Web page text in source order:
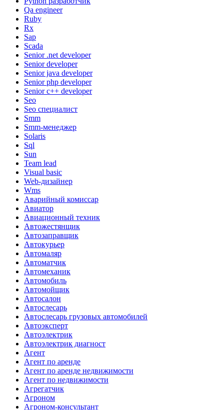
Qa engineer
Ruby
Rx
Sap
Scada
Senior .net developer
Senior developer
Senior java developer
Senior php developer
Senior с++ developer
Seo
Seo специалист
Smm
Smm-менеджер
Solaris
Sql
Sun
Team lead
Visual basic
Web-дизайнер
Wms
Аварийный комиссар
Авиатор
Авиационный техник
Автожестянщик
Автозаправщик
Автокурьер
Автомаляр
Автоматчик
Автомеханик
Автомобиль
Автомойщик
Автосалон
Автослесарь
Автослесарь грузовых автомобилей
Автоэксперт
Автоэлектрик
Автоэлектрик диагност
Агент
Агент по аренде
Агент по аренде недвижимости
Агент по недвижимости
Агрегатчик
Агроном
Агроном-консультант